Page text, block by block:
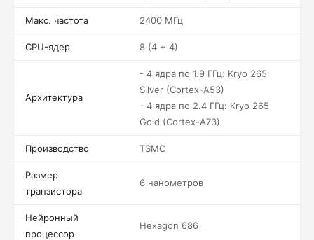
Макс. частота 2400 МГц
CPU-ядер 8 (4 + 4)
Архитектура
- 4 ядра по 1.9 ГГц: Kryo 265
Silver (Cortex-A53)
- 4 ядра по 2.4 ГГц: Kryo 265
Gold (Cortex-A73)
Производство TSMC
Размер
транзистора
6 нанометров
Нейронный
процессор
Hexagon 686